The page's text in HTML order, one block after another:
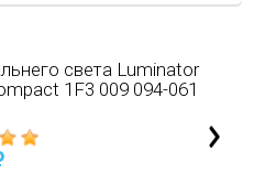
света Luminator
1F3 009 094-061